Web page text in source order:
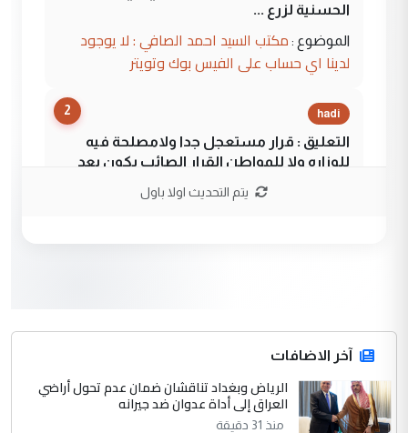
الحسنية لزرع ...
الموضوع : مكتب السيد احمد الصافي : لا يوجود
لدينا اي حساب على الفيس بوك وتويتر
2 hadi
التعليق : قرار مستعجل جدا ولامصلحة فيه
للوزاره ولا للمواطن القرار الصائب يكون بعد
جنسية الرافد الثالث للعراق ومن اصول عريقة
ابا فرات ...
الموضوع :
الجواهري يرد على صدام حسين سل
مضجعيك يابن الزنا (نص كامل)
يتم التحديث اولا باول
آخر الاضافات
الرياض وبغداد تناقشان ضمان عدم تحول أراضي
العراق إلى أداة عدوان ضد جيرانه
منذ 31 دقيقة